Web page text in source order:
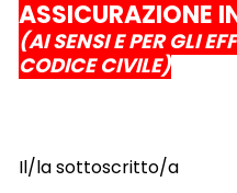
ASSICURAZIONE
(AI SENSI E PER GLI
CODICE CIVILE)
Il/la sottoscritto/a